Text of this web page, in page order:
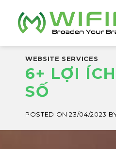
content
WEBSITE SERVICES
6+ LỢI
SỐ
POSTED ON23/04/2023